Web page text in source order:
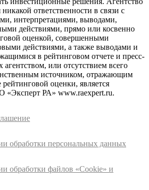
ответственности в связи с
интерпретациями, выводами,
действиями, прямо или косвенно
оценкой, совершенными
действиями, а также выводами и
в рейтинговом отчете и пресс-
или отсутствием всего
источником, отражающим
рейтинговой оценки, является
«Эксперт РА» www.raexpert.ru.
обработки персональных данных
обработки файлов «Cookie» и